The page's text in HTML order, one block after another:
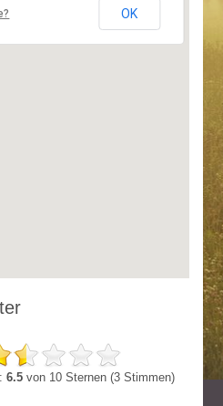
OK
6.5 von 10 Sternen (3 Stimmen)